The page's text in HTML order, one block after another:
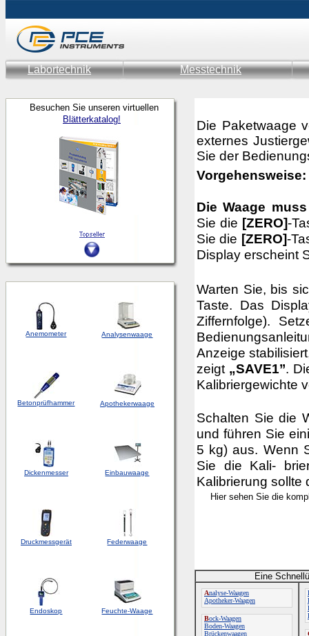
Labortechnik Messtechnik
Besuchen Sie unseren virtuellen
Blätterkatalog!
Anemometer Analysenwaage
Betonprüfhammer Apothekerwaage
Dickenmesser Einbauwaage
Druckmessgerät Federwaage
Endoskop Feuchte-Waage
Die Paketwaage
externes
Sie der
Vorgehensweise:
Die Waage
Sie die [ZERO]-
Sie die [ZERO]-
Display erscheint
Warten Sie, bis
Taste. Das
Ziffernfolge).
Anzeige
zeigt „SAVE1’’.
Kalibriergewichte
Schalten Sie die
und führen Sie
5 kg) aus. Wenn
Sie die Kali-
Kalibrierung sollte
Hier sehen Sie die
Eine
Analyse-Waagen
Apotheker-Waagen
Bock-Waagen
Boden-Waagen
Brückenwaagen